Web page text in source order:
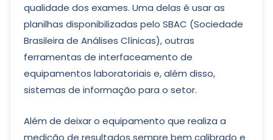
qualidade dos exames. Uma delas é usar as
planilhas disponibilizadas pelo SBAC (Sociedade
Brasileira de Análises Clínicas), outras
ferramentas de interfaceamento de
equipamentos laboratoriais e, além disso,
sistemas de informação para o setor.
Além de deixar o equipamento que realiza a
medição de resultados sempre bem calibrado e